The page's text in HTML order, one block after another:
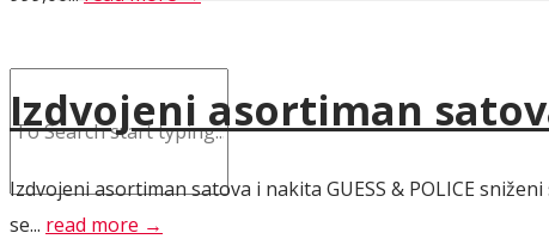
Izdvojeni asortiman
Izdvojeni asortiman satova i nakita GUESS & POLICE
se... read more →